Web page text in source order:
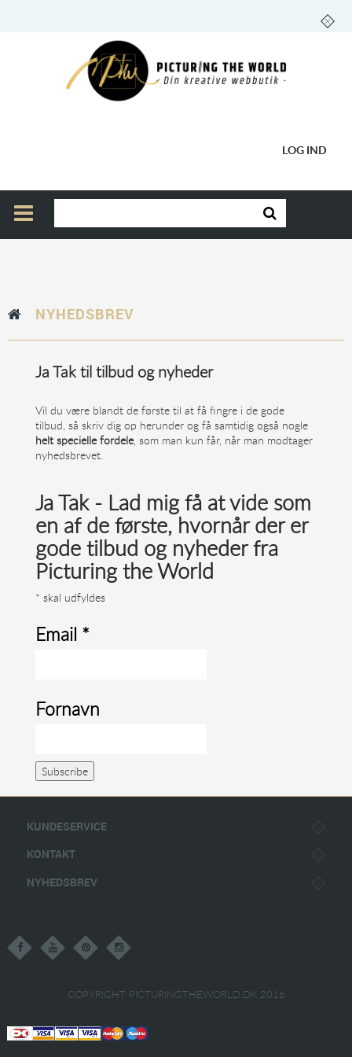
LOG IND
NYHEDSBREV
Ja Tak til tilbud og nyheder
Vil du være blandt de første til at få fingre i de gode
tilbud, så skriv dig op herunder og få samtidig også nogle
helt specielle fordele, som man kun får, når man modtager
nyhedsbrevet.
Ja Tak - Lad mig få at vide som
en af de første, hvornår der er
gode tilbud og nyheder fra
Picturing the World
* skal udfyldes
Email *
Fornavn
KUNDESERVICE
KONTAKT
NYHEDSBREV
COPYRIGHT PICTURINGTHEWORLD.DK 2016